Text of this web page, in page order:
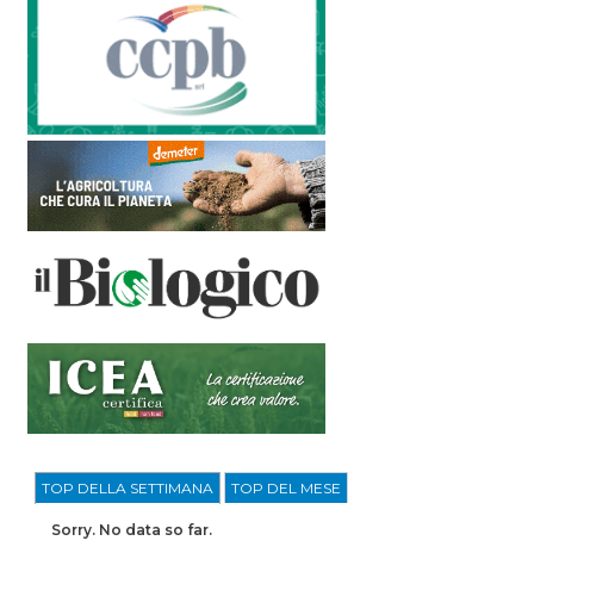
TOP DELLA SETTIMANA TOP DEL MESE
Sorry. No data so far.